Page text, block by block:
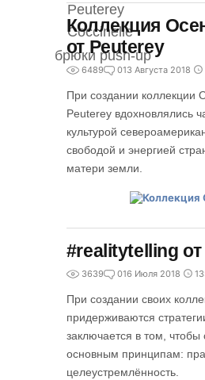
Peuterey
Coccinelle
брюки push-up
Коллекция
от Peuterey
6489 013 Августа 2018
При создании коллекции
Peuterey вдохновлялись
культурой
свободой и энергией
матери земли.
#realitytelling
3639 016 Июля 2018
При создании своих
придерживаются
заключается в том, чтобы
основным принципам:
целеустремлённость.